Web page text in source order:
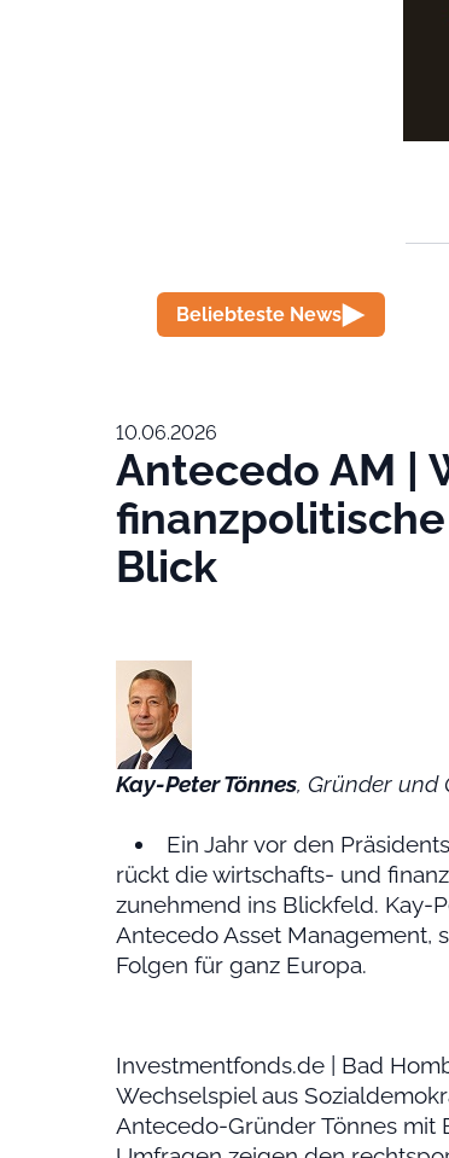
Beliebteste News
10.06.2026
Antecedo AM |
Blick
Kay-Peter Tönnes, Gründer und
Ein Jahr vor den
rückt die wirtschafts- und
zunehmend ins Blickfeld. Kay-
Antecedo Asset Management,
Folgen für ganz Europa.
Investmentfonds.de | Bad
Wechselspiel aus
Antecedo-Gründer Tönnes mit